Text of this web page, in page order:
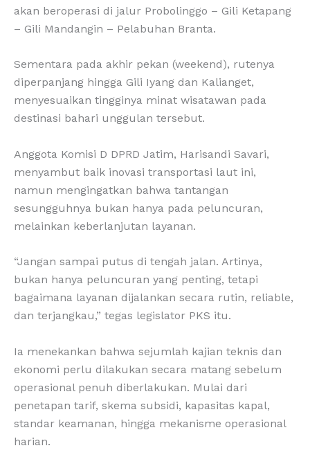
akan beroperasi di jalur Probolinggo – Gili Ketapang
– Gili Mandangin – Pelabuhan Branta.
Sementara pada akhir pekan (weekend), rutenya
diperpanjang hingga Gili Iyang dan Kalianget,
menyesuaikan tingginya minat wisatawan pada
destinasi bahari unggulan tersebut.
Anggota Komisi D DPRD Jatim, Harisandi Savari,
menyambut baik inovasi transportasi laut ini,
namun mengingatkan bahwa tantangan
sesungguhnya bukan hanya pada peluncuran,
melainkan keberlanjutan layanan.
“Jangan sampai putus di tengah jalan. Artinya,
bukan hanya peluncuran yang penting, tetapi
bagaimana layanan dijalankan secara rutin, reliable,
dan terjangkau,” tegas legislator PKS itu.
Ia menekankan bahwa sejumlah kajian teknis dan
ekonomi perlu dilakukan secara matang sebelum
operasional penuh diberlakukan. Mulai dari
penetapan tarif, skema subsidi, kapasitas kapal,
standar keamanan, hingga mekanisme operasional
harian.